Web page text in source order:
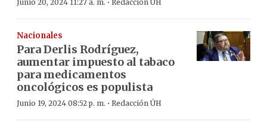
Junio 20, 2024 11:27 a. m. Redacción ÚH
Nacionales
Para Derlis Rodríguez,
aumentar impuesto al tabaco
para medicamentos
oncológicos es populista
Junio 19, 2024 08:52 p. m. · Redacción ÚH